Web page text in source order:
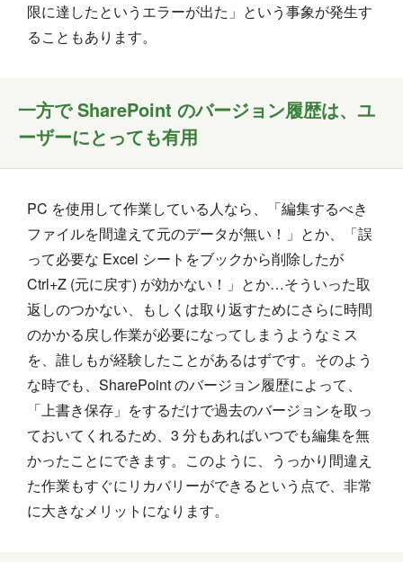
限に達したというエラーが出た」という事象が発生す
ることもあります。
一方で SharePoint のバージョン履歴は、ユ
ーザーにとっても有用
PC を使用して作業している人なら、「編集するべき
ファイルを間違えて元のデータが無い！」とか、「誤
って必要な Excel シートをブックから削除したが
Ctrl+Z (元に戻す) が効かない！」とか…そういった取
返しのつかない、もしくは取り返すためにさらに時間
のかかる戻し作業が必要になってしまうようなミス
を、誰しもが経験したことがあるはずです。そのよう
な時でも、SharePoint のバージョン履歴によって、
「上書き保存」をするだけで過去のバージョンを取っ
ておいてくれるため、3 分もあればいつでも編集を無
かったことにできます。このように、うっかり間違え
た作業もすぐにリカバリーができるという点で、非常
に大きなメリットになります。